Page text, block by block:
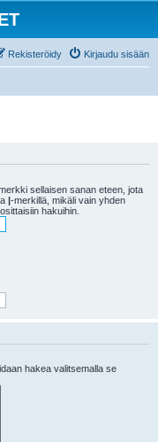
Kirjaudu sisään
Rekisteröidy
sellaisen sanan eteen, jota
|-merkillä, mikäli vain yhden
hakuihin.
hakea valitsemalla se